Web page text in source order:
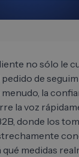
no sólo le
de
la
la voz
donde los
medidas